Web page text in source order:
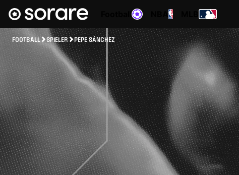
FOOTBALL SPIELER PEPE SÁNCHEZ